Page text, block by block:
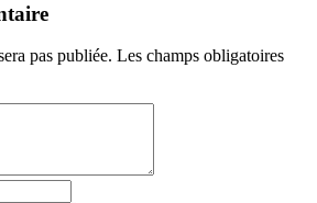
pas publiée. Les champs obligatoires